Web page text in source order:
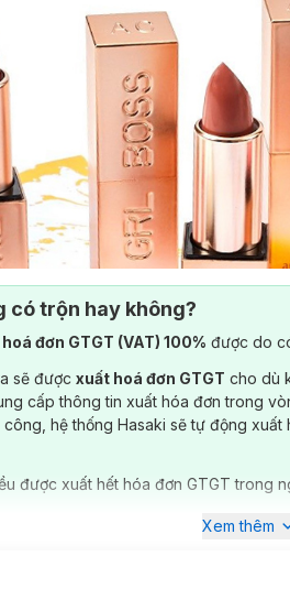
có trộn hay không?
đơn GTGT (VAT) 100% được do
sẽ được xuất hoá đơn GTGT cho dù
cấp thông tin xuất hóa đơn trong
hệ thống Hasaki sẽ tự động
được xuất hết hóa đơn GTGT trong
Xem thêm